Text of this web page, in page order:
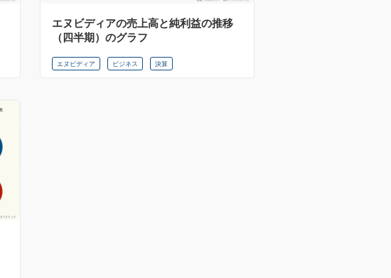
エヌビディアの売上高と純利益の推移
（四半期）のグラフ
エヌビディア ビジネス 決算